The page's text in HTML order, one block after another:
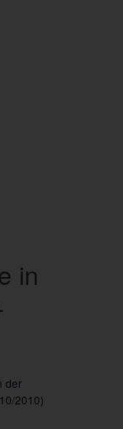
in
der
2010)